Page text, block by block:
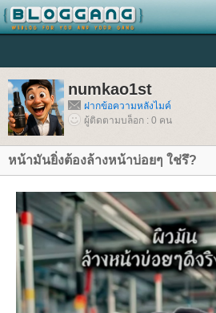
numkao1st
ฝากข้อความหลังไมค์
ผู้ติดตามบล็อก : 0 คน
หน้ามันยิ่งต้องล้างหน้าบ่อยๆ ใช่รึ?